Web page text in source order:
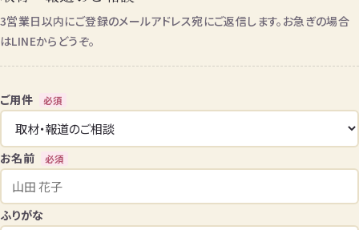
3営業日以内にご登録のメールアドレス宛にご返信します。お急ぎの場合
はLINEからどうぞ。
ご用件 必須
お名前 必須
ふりがな